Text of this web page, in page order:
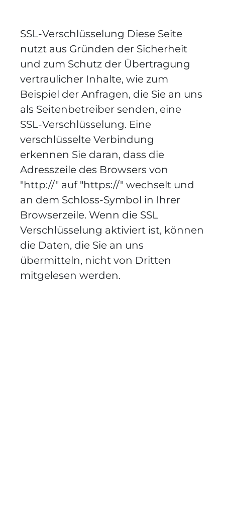
SSL-Verschlüsselung Diese Seite
nutzt aus Gründen der Sicherheit
und zum Schutz der Übertragung
vertraulicher Inhalte, wie zum
Beispiel der Anfragen, die Sie an uns
als Seitenbetreiber senden, eine
SSL-Verschlüsselung. Eine
verschlüsselte Verbindung
erkennen Sie daran, dass die
Adresszeile des Browsers von
"http://" auf "https://" wechselt und
an dem Schloss-Symbol in Ihrer
Browserzeile. Wenn die SSL
Verschlüsselung aktiviert ist, können
die Daten, die Sie an uns
übermitteln, nicht von Dritten
mitgelesen werden.